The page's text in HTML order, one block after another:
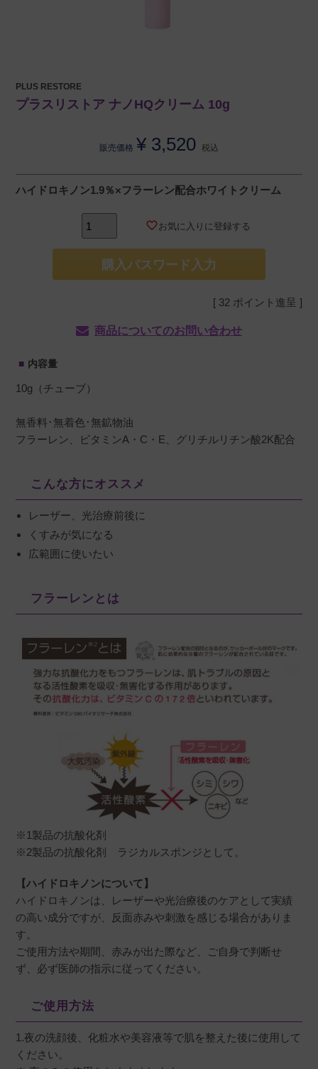
PLUS RESTORE
プラスリストア ナノHQクリーム 10g
販売価格 ¥ 3,520 税込
ハイドロキノン1.9％×フラーレン配合ホワイトクリーム
お気に入りに登録する
購入パスワード入力
[ 32 ポイント進呈 ]
商品についてのお問い合わせ
内容量
10g（チューブ）
無香料･無着色･無鉱物油
フラーレン、ビタミンA・C・E、グリチルリチン酸2K配合
こんな方にオススメ
レーザー、光治療前後に
くすみが気になる
広範囲に使いたい
フラーレンとは
※1製品の抗酸化剤
※2製品の抗酸化剤 ラジカルスポンジとして。
【ハイドロキノンについて】
ハイドロキノンは、レーザーや光治療後のケアとして実績
の高い成分ですが、反面赤みや刺激を感じる場合がありま
す。
ご使用方法や期間、赤みが出た際など、ご自身で判断せ
ず、必ず医師の指示に従ってください。
ご使用方法
1.夜の洗顔後、化粧水や美容液等で肌を整えた後に使用して
ください。